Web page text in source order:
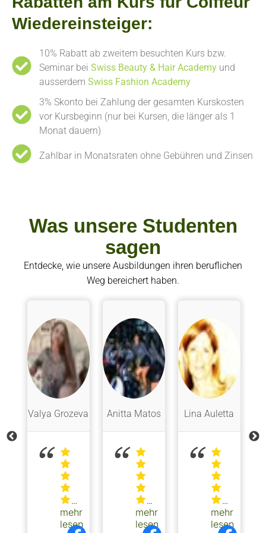
Wiedereinsteiger:
10% Rabatt ab zweitem besuchten Kurs bzw.
Seminar beiSwiss Beauty & Hair Academy und
ausserdemSwiss Fashion Academy
3% Skonto bei Zahlung der gesamten Kurskosten
vor Kursbeginn (nur bei Kursen, die länger als 1
Monat dauern)
Zahlbar in Monatsraten ohne Gebühren und Zinsen
Was unsere Studenten
sagen
Entdecke, wie unsere Ausbildungen ihren beruflichen
Weg bereichert haben.
Valya Grozeva
Die
mehr
lesen
Anitta Matos
Excelente
mehr
lesen
Lina Auletta
sehr
mehr
lesen